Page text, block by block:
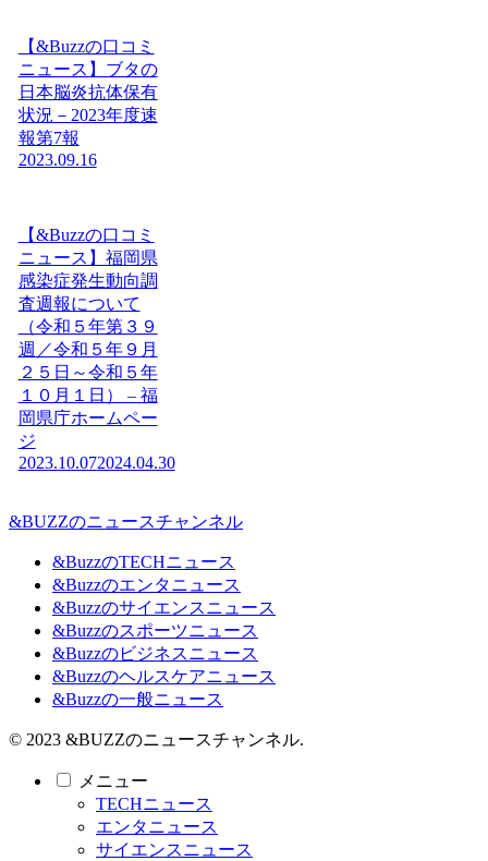
【&Buzzの口コミ
ニュース】ブタの
日本脳炎抗体保有
状況－2023年度速
報第7報
2023.09.16
【&Buzzの口コミ
ニュース】福岡県
感染症発生動向調
査週報について
（令和５年第３９
週／令和５年９月
２５日～令和５年
１０月１日） – 福
岡県庁ホームペー
ジ
2023.10.072024.04.30
&BUZZのニュースチャンネル
&BuzzのTECHニュース
&Buzzのエンタニュース
&Buzzのサイエンスニュース
&Buzzのスポーツニュース
&Buzzのビジネスニュース
&Buzzのヘルスケアニュース
&Buzzの一般ニュース
© 2023 &BUZZのニュースチャンネル.
メニュー
TECHニュース
エンタニュース
サイエンスニュース